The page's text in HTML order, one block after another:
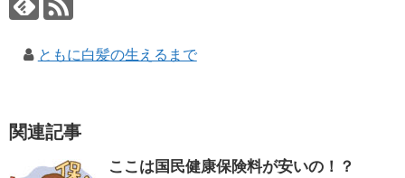
ともに白髪の生えるまで
関連記事
ここは国民健康保険料が安いの！？